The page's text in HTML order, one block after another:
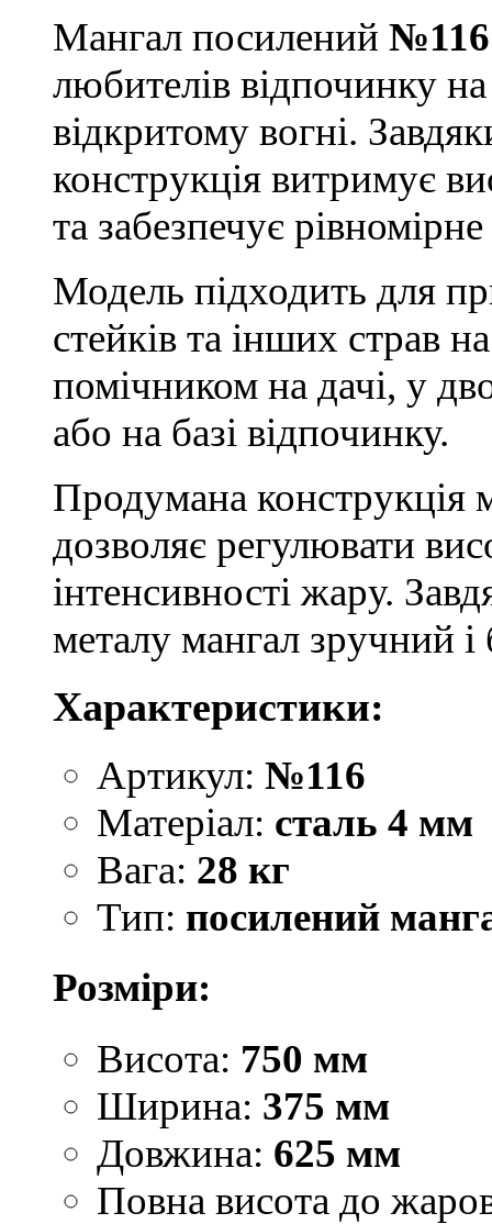
Мангал посилений №116
любителів відпочинку
відкритому вогні.
конструкція витримує
та забезпечує
Модель підходить для
стейків та інших страв
помічником на дачі, у
або на базі відпочинку.
Продумана конструкція
дозволяє регулювати
інтенсивності жару.
металу мангал зручний
Характеристики:
Артикул: №116
Матеріал: сталь 4 мм
Вага: 28 кг
Тип: посилений
Розміри:
Висота: 750 мм
Ширина: 375 мм
Довжина: 625 мм
Повна висота до